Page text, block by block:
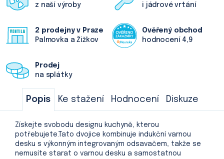
z naší výroby
i jádrové vrtání
2 prodejny v Praze
Palmovka a Žižkov
Ověřený obchod
hodnocení 4,9
Prodej
na splátky
Popis Ke stažení Hodnocení Diskuze
Získejte svobodu designu kuchyně, kterou
potřebujete.Tato dvojice kombinuje indukční varnou
desku s výkonným integrovaným odsavačem, takže se
nemusíte starat o varnou desku a samostatnou